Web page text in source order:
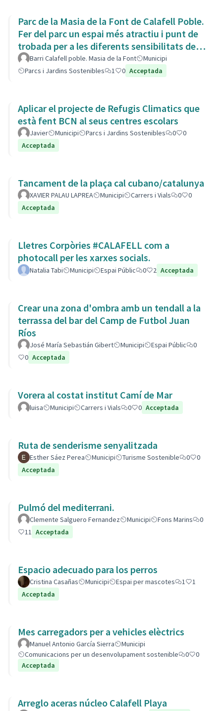
Parc de la Masia de la Font de Calafell Poble.
Fer del parc un espai més atractiu i punt de
trobada per a les diferents sensibilitats del
barri.Barri Calafell poble. Masia de la Font
Municipi
Parcs i Jardins Sostenibles
1 0 Acceptada
Aplicar el projecte de Refugis Climatics que
està fent BCN al seus centres escolars
Javier Municipi Parcs i Jardins Sostenibles 0
0
Acceptada
Tancament de la plaça cal cubano/catalunya
XAVIER PALAU LAPREA Municipi Carrers i Vials 0
0
Acceptada
Lletres Corpòries #CALAFELL com a
photocall per les xarxes socials.
Natalia Tabi Municipi Espai Públic 0 2 Acceptada
Crear una zona d'ombra amb un tendall a la
terrassa del bar del Camp de Futbol Juan
Ríos
José María Sebastián Gibert Municipi Espai Públic
0
0 Acceptada
Vorera al costat institut Camí de Mar
luisa Municipi Carrers i Vials 0 0 Acceptada
Ruta de senderisme senyalitzada
Esther Sáez Perea Municipi Turisme Sostenible 0
0
Acceptada
Pulmó del mediterrani.
Clemente Salguero Fernandez Municipi Fons Marins
0
11 Acceptada
Espacio adecuado para los perros
Cristina Casañas Municipi Espai per mascotes 1
1
Acceptada
Mes carregadors per a vehicles elèctrics
Manuel Antonio García Sierra
Municipi
Comunicacions per un desenvolupament sostenible
0
0
Acceptada
Arreglo aceras núcleo Calafell Playa